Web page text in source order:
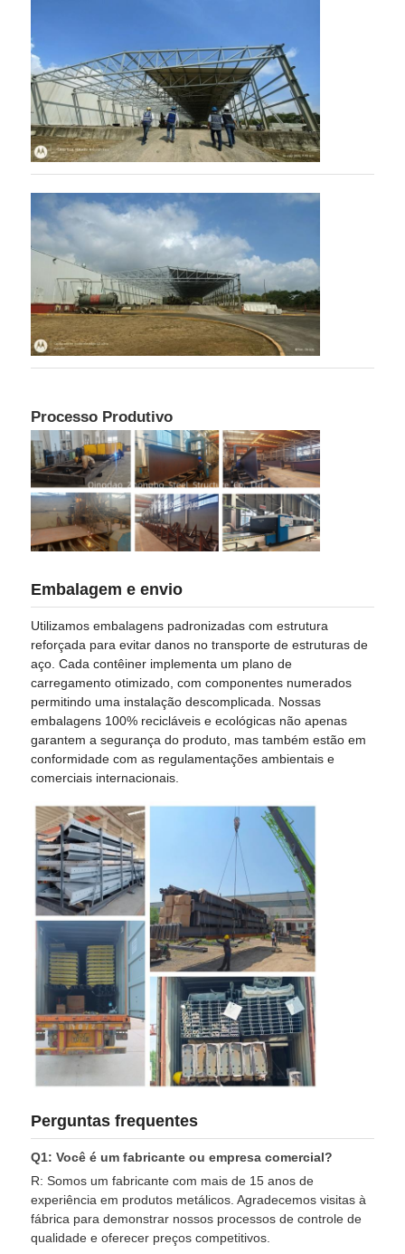
Processo Produtivo
Embalagem e envio
Utilizamos embalagens padronizadas com estrutura
reforçada para evitar danos no transporte de estruturas de
aço. Cada contêiner implementa um plano de
carregamento otimizado, com componentes numerados
permitindo uma instalação descomplicada. Nossas
embalagens 100% recicláveis ​​e ecológicas não apenas
garantem a segurança do produto, mas também estão em
conformidade com as regulamentações ambientais e
comerciais internacionais.
Perguntas frequentes
Q1: Você é um fabricante ou empresa comercial?
R: Somos um fabricante com mais de 15 anos de
experiência em produtos metálicos. Agradecemos visitas à
fábrica para demonstrar nossos processos de controle de
qualidade e oferecer preços competitivos.